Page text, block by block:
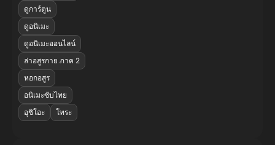
ดูการ์ตูน
ดูอนิเมะ
ดูอนิเมะออนไลน์
ล่าอสูรกาย ภาค 2
หอกอสูร
อนิเมะซับไทย
อุชิโอะ
โทระ